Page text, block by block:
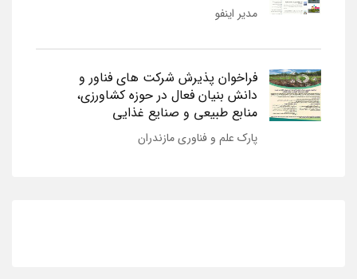
مدیر اینفو
فراخوان پذیرش شرکت های فناور و
دانش بنیان فعال در حوزه کشاورزی،
منابع طبیعی و صنایع غذایی
پارک علم و فناوری مازندران